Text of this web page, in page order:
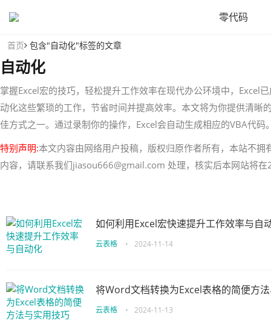
零代码
首页 包含"自动化"标签的文章
自动化
掌握Excel宏的技巧，轻松提升工作效率在现代办公环境中，Excel
动化这些繁琐的工作，节省时间并提高效率。本文将为你提供清
佳方式之一。通过录制你的操作，Excel会自动生成相应的VBA代码
特别声明:本文内容由网络用户投稿，版权归原作者所有，本站不
内容，请联系我们jiasou666@gmail.com 处理，核实后本网站将
如何利用Excel宏快速提升工作效率与自
云表格 • 2024-11-14
将Word文档转换为Excel表格的简便方
云表格 • 2024-11-13